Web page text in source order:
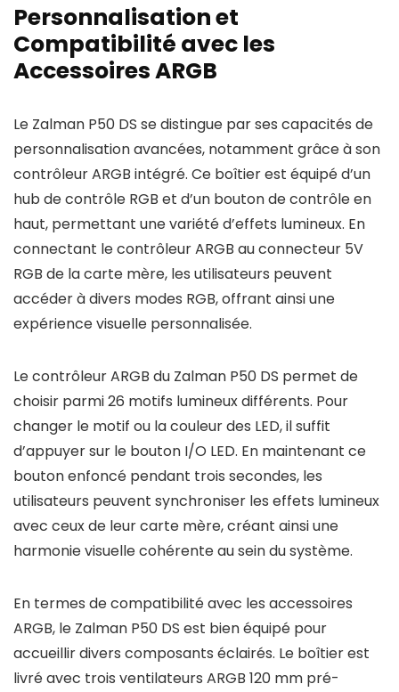
Personnalisation et
Compatibilité avec les
Accessoires ARGB
Le Zalman P50 DS se distingue par ses capacités de
personnalisation avancées, notamment grâce à son
contrôleur ARGB intégré. Ce boîtier est équipé d’un
hub de contrôle RGB et d’un bouton de contrôle en
haut, permettant une variété d’effets lumineux. En
connectant le contrôleur ARGB au connecteur 5V
RGB de la carte mère, les utilisateurs peuvent
accéder à divers modes RGB, offrant ainsi une
expérience visuelle personnalisée.
Le contrôleur ARGB du Zalman P50 DS permet de
choisir parmi 26 motifs lumineux différents. Pour
changer le motif ou la couleur des LED, il suffit
d’appuyer sur le bouton I/O LED. En maintenant ce
bouton enfoncé pendant trois secondes, les
utilisateurs peuvent synchroniser les effets lumineux
avec ceux de leur carte mère, créant ainsi une
harmonie visuelle cohérente au sein du système.
En termes de compatibilité avec les accessoires
ARGB, le Zalman P50 DS est bien équipé pour
accueillir divers composants éclairés. Le boîtier est
livré avec trois ventilateurs ARGB 120 mm pré-